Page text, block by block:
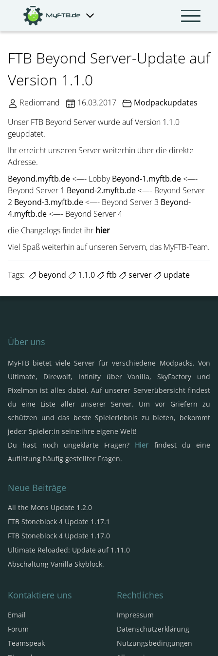
FTB Beyond Server-Update auf
Version 1.1.0
Rediomand 16.03.2017
Modpackupdates
Unser FTB Beyond Server wurde auf Version 1.1.0
geupdatet.
Ihr erreicht unseren Server weiterhin über die direkte
Adresse.
Beyond.myftb.de <—- LobbyBeyond-1.myftb.de <—-
Beyond Server 1 Beyond-2.myftb.de <—- Beyond Server
2 Beyond-3.myftb.de <—- Beyond Server 3 Beyond-
4.myftb.de <—- Beyond Server 4
die Changelogs findet ihr hier
Viel Spaß weiterhin auf unseren Servern, das MyFTB-Team.
Tags: beyond 1.1.0 ftb server update
Über uns
MyFTB bietet viele Server für verschiedene Modpacks. Von
Ultimate, Direwolf, Infinity über Vanilla, SkyFactory und
Pixelmon ist alles dabei. Auf unserer Serverübersicht findest
du eine Liste aller unserer Server. Um vor Griefern zu
schützen und das beste Spielerlebnis zu bieten, bekommt
jede:r Spieler:in seine:ihre eigene Welt!
Du hast noch ungeklärte Fragen? Hier findest du eine
Auflistung häufig gestellter Fragen.
Neue Beiträge
All the Mons Update 1.2.0
FTB Stoneblock 4 Update 1.17.1
FTB Stoneblock 4 Update 1.17.0
Ultimate Reloaded: Update auf 1.11.0
Abschaltung Vanilla Skyblock.
Kontaktiere uns
Email
Forum
Teamspeak
Rechtliches
Impressum
Datenschutzerklärung
Nutzungsbedingungen